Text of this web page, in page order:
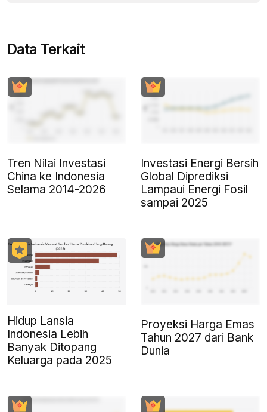
Data Terkait
Tren Nilai Investasi
China ke Indonesia
Selama 2014-2026
Investasi Energi Bersih
Global Diprediksi
Lampaui Energi Fosil
sampai 2025
Hidup Lansia
Indonesia Lebih
Banyak Ditopang
Keluarga pada 2025
Proyeksi Harga Emas
Tahun 2027 dari Bank
Dunia